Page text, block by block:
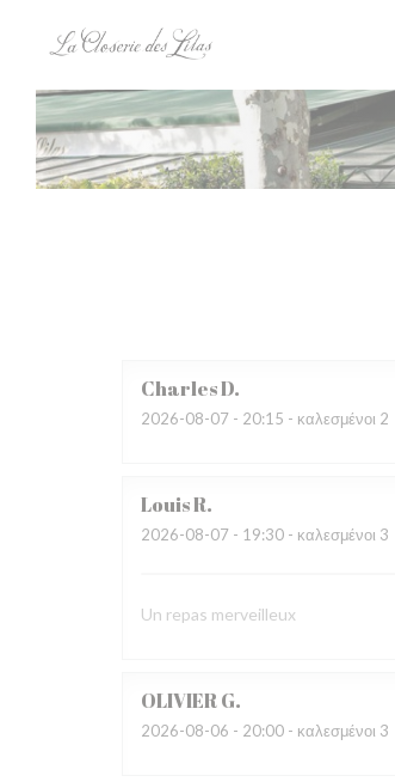
CharlesD
2026-08-07 - 20:15 - καλεσμένοι 2
LouisR
2026-08-07 - 19:30 - καλεσμένοι 3
Un repas merveilleux
OLIVIERG
2026-08-06 - 20:00 - καλεσμένοι 3